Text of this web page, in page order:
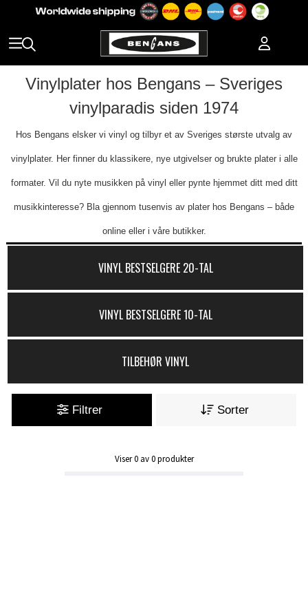
Vinylplater hos Bengans – Sveriges
vinylparadis siden 1974
Hos Bengans elsker vi vinyl og tilbyr et av Sveriges største utvalg av
vinylplater. Her finner du klassikere, nye utgivelser og brukte plater i alle
formater. Vil du nyte musikken på vinyl eller pynte hjemmet ditt med ditt
musikkinteresse? Bla gjennom tusenvis av plater hos Bengans – både
online eller i våre butikker.
VINYL BESTSELGERE 20-TAL
VINYL BESTSELGERE 10-TAL
TILBEHØR VINYL
Filtrer Sorter
Viser0av0produkter